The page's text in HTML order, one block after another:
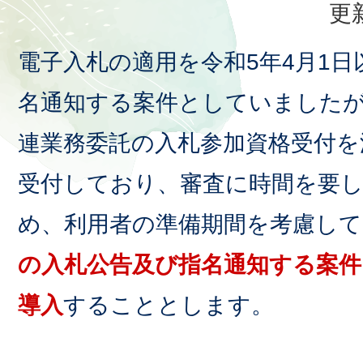
更
電子入札の適用を令和5年4月1
名通知する案件としていました
連業務委託の入札参加資格受付
受付しており、審査に時間を要
め、利用者の準備期間を考慮し
の入札公告及び指名通知する案
導入することとします。